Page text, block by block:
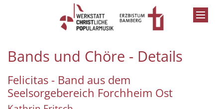
Zum Inhalt springen
Bands und Chöre - Details
Felicitas - Band aus dem
Seelsorgebereich Forchheim Ost